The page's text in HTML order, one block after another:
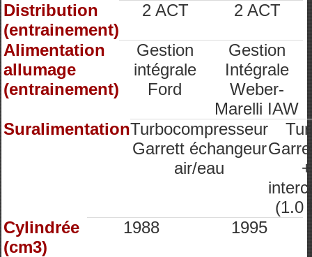
Distribution
(entrainement)
2 ACT 2 ACT
Alimentation
allumage
(entrainement)
Gestion
intégrale
Ford
Gestion
Intégrale
Weber-
Marelli IAW
SuralimentationTurbocompresseur
Garrett échangeur
air/eau
+
(1.0
Cylindrée
(cm3)
1988 1995